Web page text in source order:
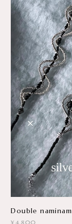
Double
¥4,800